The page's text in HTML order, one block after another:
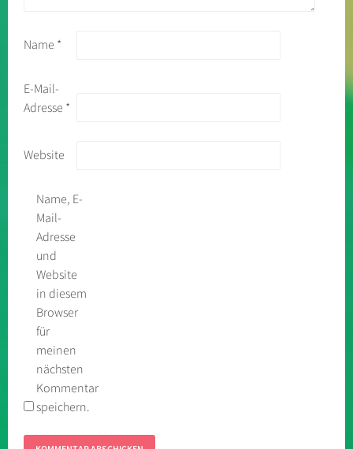
Name *
E-Mail-
Adresse *
Website
Name, E-
Mail-
Adresse
und
Website
in diesem
Browser
für
meinen
nächsten
Kommentar
speichern.